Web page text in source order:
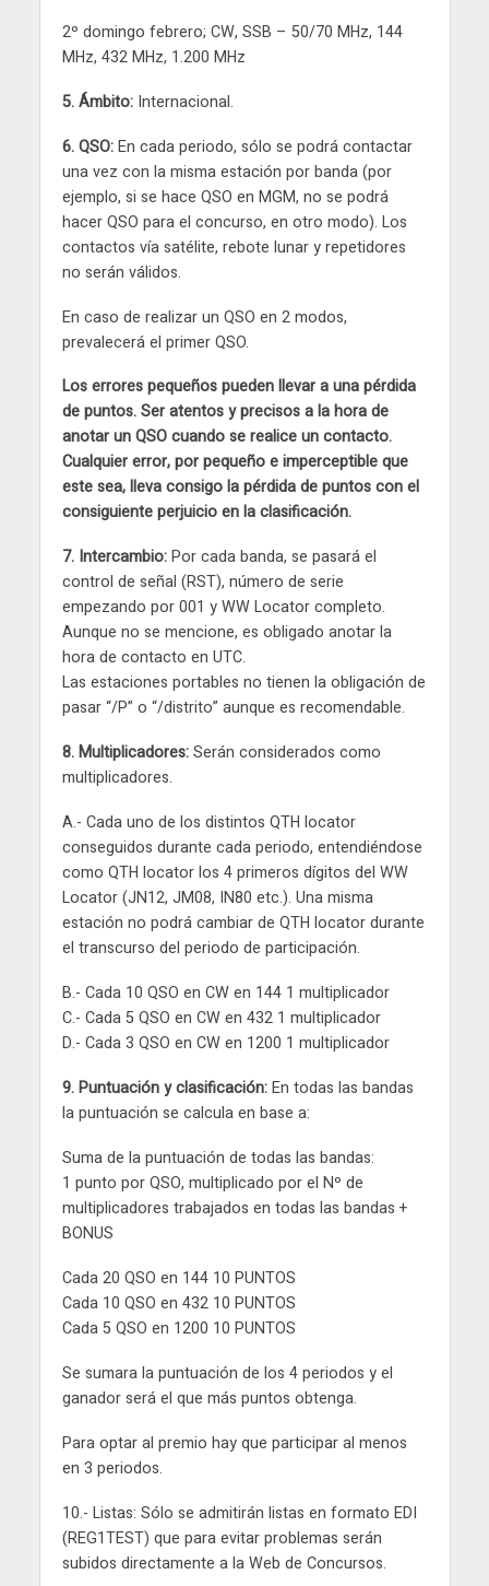
2º domingo febrero; CW, SSB – 50/70 MHz, 144
MHz, 432 MHz, 1.200 MHz
5. Ámbito:Internacional.
6. QSO:En cada periodo, sólo se podrá contactar
una vez con la misma estación por banda (por
ejemplo, si se hace QSO en MGM, no se podrá
hacer QSO para el concurso, en otro modo). Los
contactos vía satélite, rebote lunar y repetidores
no serán válidos.
En caso de realizar un QSO en 2 modos,
prevalecerá el primer QSO.
Los errores pequeños pueden llevar a una pérdida
de puntos. Ser atentos y precisos a la hora de
anotar un QSO cuando se realice un contacto.
Cualquier error, por pequeño e imperceptible que
este sea, lleva consigo la pérdida de puntos con el
consiguiente perjuicio en la clasificación.
7. Intercambio:Por cada banda, se pasará el
control de señal (RST), número de serie
empezando por 001 y WW Locator completo.
Aunque no se mencione, es obligado anotar la
hora de contacto en UTC.
Las estaciones portables no tienen la obligación de
pasar “/P” o “/distrito” aunque es recomendable.
8. Multiplicadores:Serán considerados como
multiplicadores.
A.- Cada uno de los distintos QTH locator
conseguidos durante cada periodo, entendiéndose
como QTH locator los 4 primeros dígitos del WW
Locator (JN12, JM08, IN80 etc.). Una misma
estación no podrá cambiar de QTH locator durante
el transcurso del periodo de participación.
B.- Cada 10 QSO en CW en 144 1 multiplicador
C.- Cada 5 QSO en CW en 432 1 multiplicador
D.- Cada 3 QSO en CW en 1200 1 multiplicador
9. Puntuación y clasificación:En todas las bandas
la puntuación se calcula en base a:
Suma de la puntuación de todas las bandas:
1 punto por QSO, multiplicado por el Nº de
multiplicadores trabajados en todas las bandas +
BONUS
Cada 20 QSO en 144 10 PUNTOS
Cada 10 QSO en 432 10 PUNTOS
Cada 5 QSO en 1200 10 PUNTOS
Se sumara la puntuación de los 4 periodos y el
ganador será el que más puntos obtenga.
Para optar al premio hay que participar al menos
en 3 periodos.
10.- Listas: Sólo se admitirán listas en formato EDI
(REG1TEST) que para evitar problemas serán
subidos directamente a la Web de Concursos.